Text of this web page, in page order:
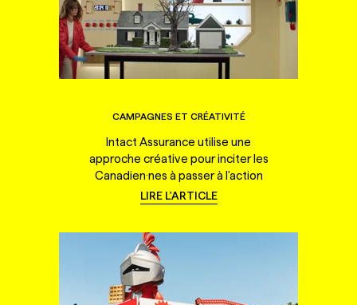
CAMPAGNES ET CRÉATIVITÉ
Intact Assurance utilise une
approche créative pour inciter les
Canadien·nes à passer à l'action
LIRE L'ARTICLE